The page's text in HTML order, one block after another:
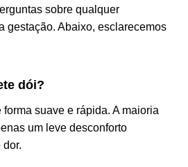
sobre qualquer
gestação. Abaixo, esclarecemos
dói?
forma suave e rápida. A maioria
um leve desconforto
dor.